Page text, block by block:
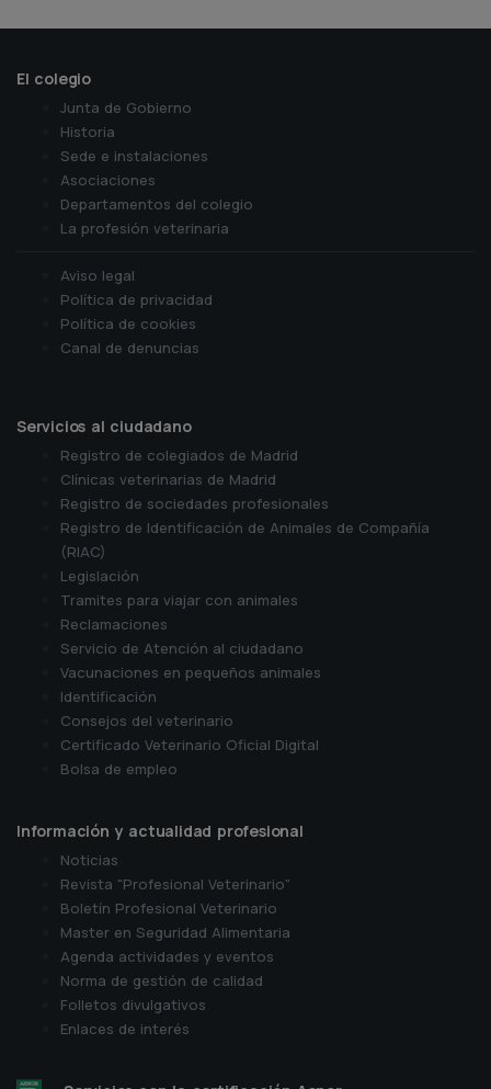
El colegio
Junta de Gobierno
Historia
Sede e instalaciones
Asociaciones
Departamentos del colegio
La profesión veterinaria
Aviso legal
Política de privacidad
Política de cookies
Canal de denuncias
Servicios al ciudadano
Registro de colegiados de Madrid
Clínicas veterinarias de Madrid
Registro de sociedades profesionales
Registro de Identificación de Animales de Compañía
(RIAC)
Legislación
Tramites para viajar con animales
Reclamaciones
Servicio de Atención al ciudadano
Vacunaciones en pequeños animales
Identificación
Consejos del veterinario
Certificado Veterinario Oficial Digital
Bolsa de empleo
Información y actualidad profesional
Noticias
Revista "Profesional Veterinario"
Boletín Profesional Veterinario
Master en Seguridad Alimentaria
Agenda actividades y eventos
Norma de gestión de calidad
Folletos divulgativos
Enlaces de interés